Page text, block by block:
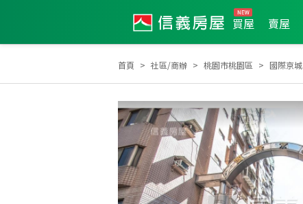
買屋 賣屋
首頁 社區/商辦 桃園市桃園區 國際京城